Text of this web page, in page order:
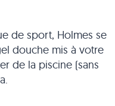
de sport, Holmes se
douche mis à votre
de la piscine (sans